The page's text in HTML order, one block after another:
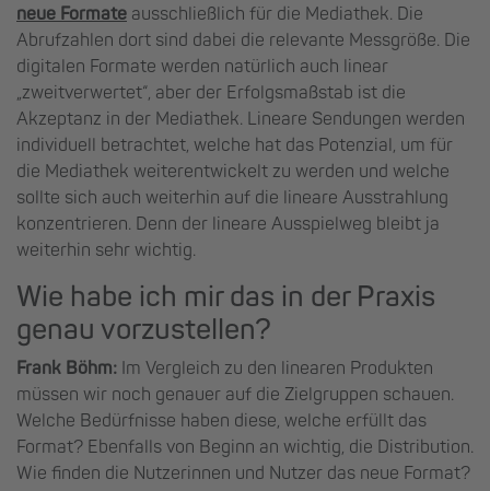
neue Formate ausschließlich für die Mediathek. Die
Abrufzahlen dort sind dabei die relevante Messgröße. Die
digitalen Formate werden natürlich auch linear
„zweitverwertet“, aber der Erfolgsmaßstab ist die
Akzeptanz in der Mediathek. Lineare Sendungen werden
individuell betrachtet, welche hat das Potenzial, um für
die Mediathek weiterentwickelt zu werden und welche
sollte sich auch weiterhin auf die lineare Ausstrahlung
konzentrieren. Denn der lineare Ausspielweg bleibt ja
weiterhin sehr wichtig.
Wie habe ich mir das in der Praxis
genau vorzustellen?
Frank Böhm: Im Vergleich zu den linearen Produkten
müssen wir noch genauer auf die Zielgruppen schauen.
Welche Bedürfnisse haben diese, welche erfüllt das
Format? Ebenfalls von Beginn an wichtig, die Distribution.
Wie finden die Nutzerinnen und Nutzer das neue Format?